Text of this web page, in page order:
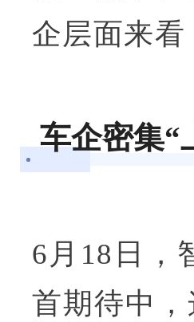
企层面来
车企密集“
6月18日，
首期待中